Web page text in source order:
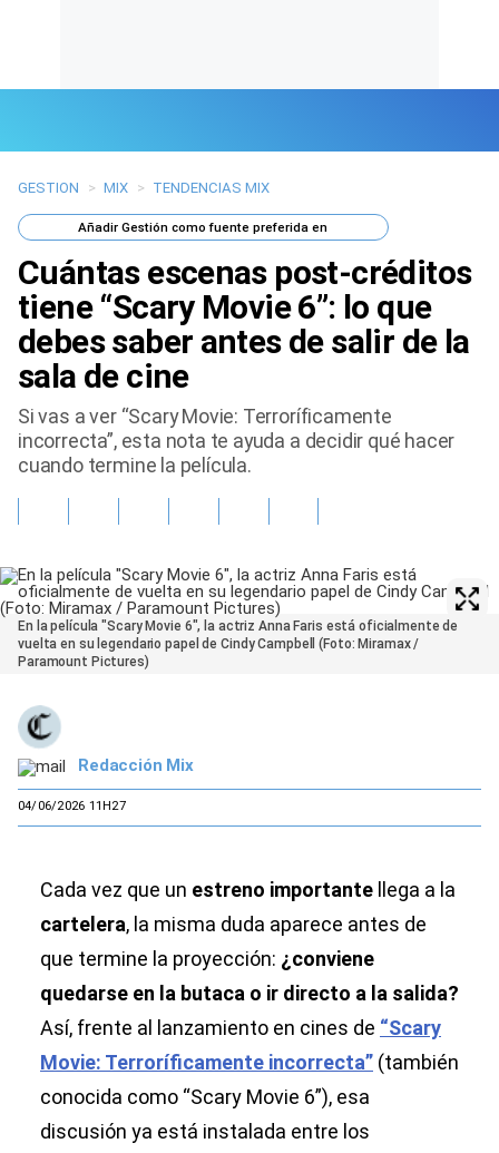
Últimas Noticias
Mi Bolsillo
Respuestas
Gente
Tendencias Mix
Sports
GESTION > MIX > TENDENCIAS MIX
AñadirGestión como fuente preferida en
Cuántas escenas post-créditos
tiene “Scary Movie 6”: lo que
debes saber antes de salir de la
sala de cine
Si vas a ver “Scary Movie: Terroríficamente
incorrecta”, esta nota te ayuda a decidir qué hacer
cuando termine la película.
En la película "Scary Movie 6", la actriz Anna Faris está oficialmente de
vuelta en su legendario papel de Cindy Campbell (Foto: Miramax /
Paramount Pictures)
Redacción Mix
04/06/2026 11H27
Cada vez que un estreno importante llega a la
cartelera, la misma duda aparece antes de
que termine la proyección: ¿conviene
quedarse en la butaca o ir directo a la salida?
Así, frente al lanzamiento en cines de “Scary
Movie: Terroríficamente incorrecta” (también
conocida como “Scary Movie 6”), esa
discusión ya está instalada entre los